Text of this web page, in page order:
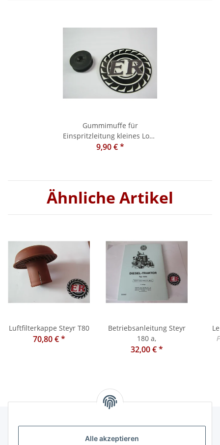
Alle akzeptieren
Gummimuffe für
Einspritzleitung kleines Loch
ohne Hals Steyr T80 - 280
9,90 €*
Ähnliche Artikel
Luftfilterkappe Steyr T80
70,80 €*
Betriebsanleitung Steyr
180 a,
32,00 €*